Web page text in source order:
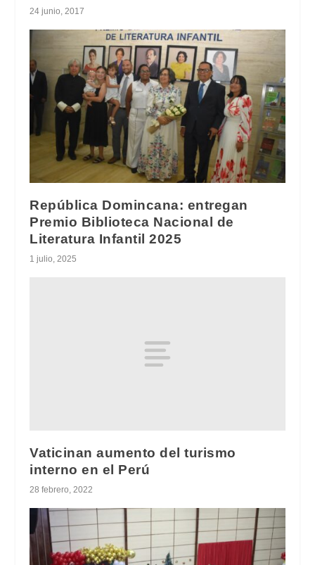
24 junio, 2017
República Domincana: entregan
Premio Biblioteca Nacional de
Literatura Infantil 2025
1 julio, 2025
Vaticinan aumento del turismo
interno en el Perú
28 febrero, 2022